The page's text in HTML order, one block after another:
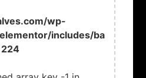
wp-
includes/base/
224